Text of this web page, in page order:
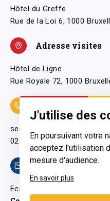
J'utilise des
En poursuivant votre
acceptez l'utilisation
mesure d'audience.
En savoir plus
Hôtel du Greffe
Rue de la Loi 6, 1000
Adresse visites
Hôtel de Ligne
Rue Royale 72, 1000
secretariatgeneral@pfwb.be
02 506 38 11
Contact
Ecrivez-nous